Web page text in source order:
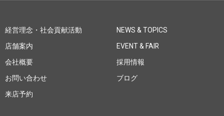
経営理念・社会貢献活動
店舗案内
会社概要
お問い合わせ
来店予約
NEWS & TOPICS
EVENT & FAIR
採用情報
ブログ